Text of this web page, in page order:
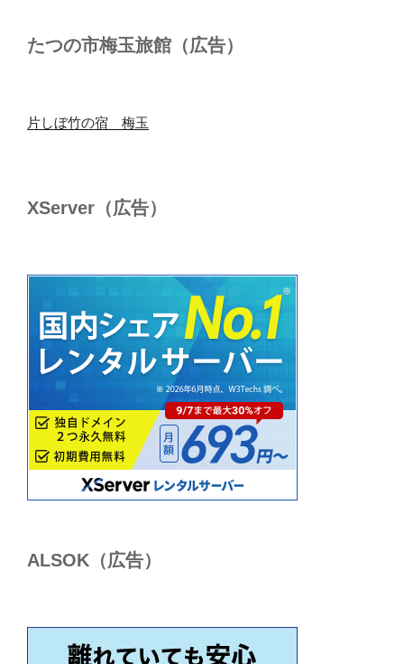
たつの市梅玉旅館（広告）
片しぼ竹の宿 梅玉
XServer（広告）
ALSОK（広告）